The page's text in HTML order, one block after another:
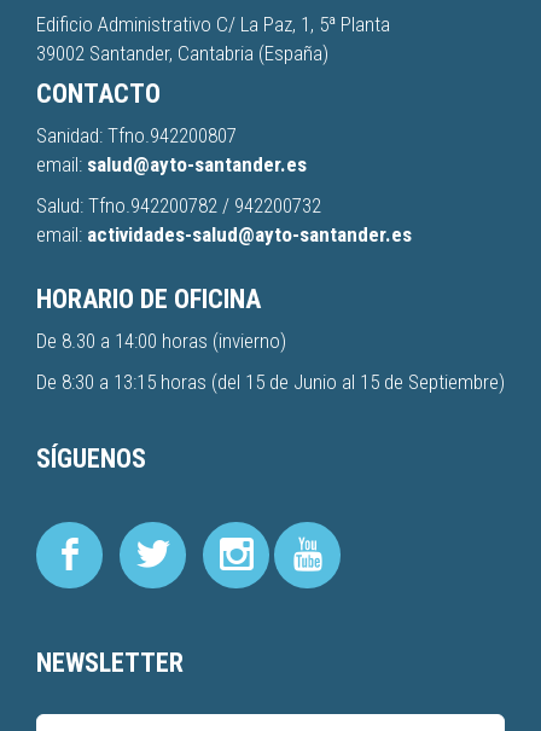
Edificio Administrativo C/ La Paz, 1, 5ª Planta
39002 Santander, Cantabria (España)
CONTACTO
Sanidad: Tfno.942200807
email: salud@ayto-santander.es
Salud: Tfno.942200782 / 942200732
email: actividades-salud@ayto-santander.es
HORARIO DE OFICINA
De 8.30 a 14:00 horas (invierno)
De 8:30 a 13:15 horas (del 15 de Junio al 15 de Septiembre)
SÍGUENOS
NEWSLETTER